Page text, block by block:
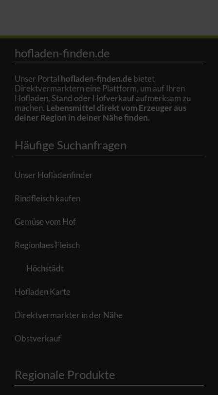
hofladen-finden.de
Unser Portal hofladen-finden.debietet
Direktvermarktern eine Plattform, um auf Ihren
Hofladen, Stand oder Hofverkauf aufmerksam zu
machen. Lebensmittel direkt vom Erzeuger aus
deiner Region in deiner Nähe finden.
Häufige Suchanfragen
Unser Hofladenfinder
Rindfleisch kaufen
Gemüse vom Hof
Regionlaes Fleisch
Höchstädt
Hofladen Karte
Direktvermarkter in der Nähe
Obstverkauf
Regionale Produkte